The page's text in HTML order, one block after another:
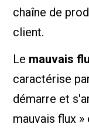
chaîne de
client.
Le mauvais
caractérise
démarre et
mauvais flux »